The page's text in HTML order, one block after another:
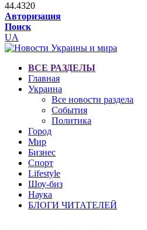
44.4320
Авторизация
Поиск
UA
ВСЕ РАЗДЕЛЫ
Главная
Украина
Все новости раздела
События
Политика
Город
Мир
Бизнес
Спорт
Lifestyle
Шоу-биз
Наука
БЛОГИ ЧИТАТЕЛЕЙ